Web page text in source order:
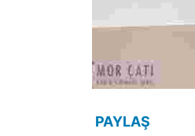
PAYLAŞ